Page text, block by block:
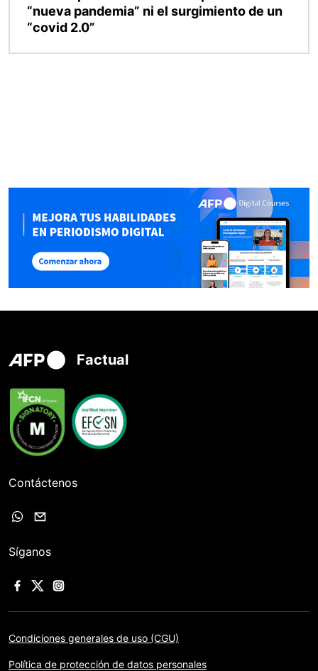
“nueva pandemia” ni el surgimiento de un
“covid 2.0”
Factual
Contáctenos
Síganos
Condiciones generales de uso (CGU)
Política de protección de datos personales